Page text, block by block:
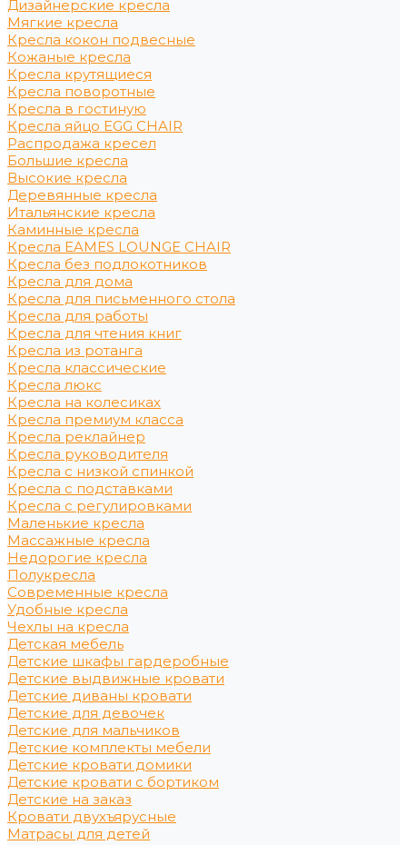
Дизайнерские кресла
Мягкие кресла
Кресла кокон подвесные
Кожаные кресла
Кресла крутящиеся
Кресла поворотные
Кресла в гостиную
Кресла яйцо EGG CHAIR
Распродажа кресел
Большие кресла
Высокие кресла
Деревянные кресла
Итальянские кресла
Каминные кресла
Кресла EAMES LOUNGE CHAIR
Кресла без подлокотников
Кресла для дома
Кресла для письменного стола
Кресла для работы
Кресла для чтения книг
Кресла из ротанга
Кресла классические
Кресла люкс
Кресла на колесиках
Кресла премиум класса
Кресла реклайнер
Кресла руководителя
Кресла с низкой спинкой
Кресла с подставками
Кресла с регулировками
Маленькие кресла
Массажные кресла
Недорогие кресла
Полукресла
Современные кресла
Удобные кресла
Чехлы на кресла
Детская мебель
Детские шкафы гардеробные
Детские выдвижные кровати
Детские диваны кровати
Детские для девочек
Детские для мальчиков
Детские комплекты мебели
Детские кровати домики
Детские кровати с бортиком
Детские на заказ
Кровати двухъярусные
Матрасы для детей